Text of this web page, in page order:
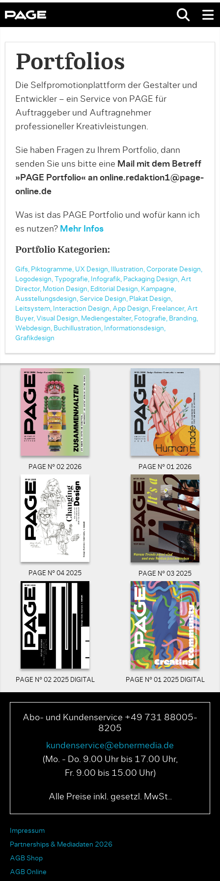
Portfolios
Die Selfpromotionplattform der Gestalter und
Entwickler – ein Service von PAGE für
Auftraggeber und Auftragnehmer
professioneller Kreativleistungen.
Sie haben Fragen zu Ihrem Portfolio, dann
senden Sie uns bitte eine Mail mit dem Betreff
»PAGE Portfolio« an online.redaktion1@page-
online.de
Was ist das PAGE Portfolio und wofür kann ich
es nutzen? Mehr Infos
Portfolio Kategorien:
Gifs, Piktogramme, UX Design, Illustration, Corporate Design,
Logodesign,
Typografie, Infografik, Packaging Design, Art
Director, Motion Design, Editorial Design, Kampagne,
Ausstellungsdesign, Service Design, Plakat Design,
Leitsystem, Interaction Design, App Design, Freelancer, Art
Buyer, Visual Design, Mediengestalter, Fotografie, Branding,
Webdesign, Buchillustration, Informationsdesign,
Grafikdesign
PAGE N° 02 2026 PAGE N° 01 2026
PAGE N° 04 2025 PAGE N° 03 2025
PAGE N° 02 2025 DIGITAL PAGE N° 01 2025 DIGITAL
Abo- und Kundenservice +49 731 88005-
8205
kundenservice@ebnermedia.de
(Mo. - Do. 9.00 Uhr bis 17.00 Uhr,
Fr. 9.00 bis 15.00 Uhr)
Alle Preise inkl. gesetzl. MwSt..
Impressum
Partnerships & Mediadaten 2026
AGB Shop
AGB Online